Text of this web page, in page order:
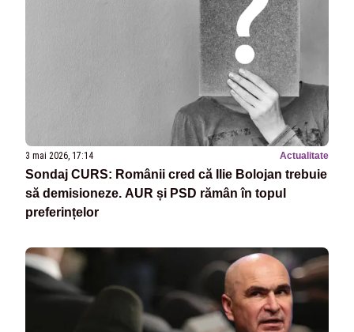
3 mai 2026, 17:14 Actualitate
Sondaj CURS: Românii cred că Ilie Bolojan trebuie
să demisioneze. AUR și PSD rămân în topul
preferințelor